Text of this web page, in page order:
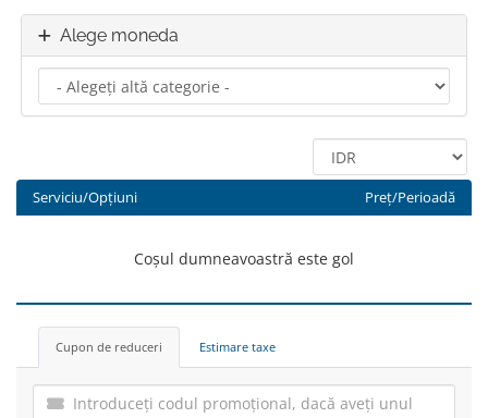
Alege moneda
Serviciu/Opțiuni Preț/Perioadă
Coșul dumneavoastră este gol
Cupon de reduceri Estimare taxe